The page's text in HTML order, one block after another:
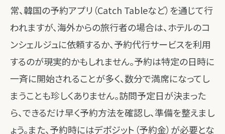
常、韓国の予約アプリ（Catch Tableなど）を通じて行
われますが、海外からの旅行者の場合は、ホテルのコ
ンシェルジュに依頼するか、予約代行サービスを利用
するのが現実的かもしれません。予約は特定の日時に
一斉に開始されることが多く、数分で満席になってし
まうことも珍しくありません。訪問予定日が決まった
ら、できるだけ早く予約方法を確認し、準備を整えまし
ょう。また、予約時にはデポジット（予約金）が必要とな